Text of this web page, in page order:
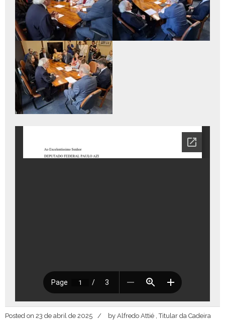
Posted on 23 de abril de 2025 by Alfredo Attié , Titular da Cadeira